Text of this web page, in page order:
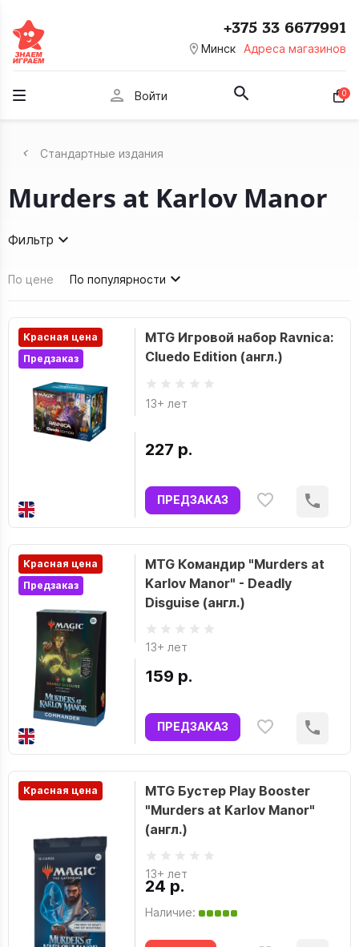
room Минск Адреса магазинов
+375 33 6677991
person Войти 0
Стандартные издания
Murders at Karlov Manor
Фильтр
По цене По популярности
Красная цена
Предзаказ
MTG Игровой набор Ravnica:
Cluedo Edition (англ.)
13+ лет
227 р.
ПРЕДЗАКАЗ
Красная цена
Предзаказ
MTG Командир "Murders at
Karlov Manor" - Deadly
Disguise (англ.)
13+ лет
159 р.
ПРЕДЗАКАЗ
Красная цена
MTG Бустер Play Booster
"Murders at Karlov Manor"
(англ.)
13+ лет
24 р.
Наличие: